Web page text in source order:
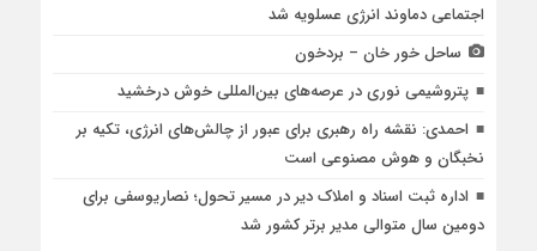
اجتماعی دماوند انرژی عسلویه شد
ساحل خور خان – بردخون
پتروشیمی نوری در عرصه‌های بین‌المللی خوش درخشید
احمدی: نقشه راه رهبری برای عبور از چالش‌های انرژی، تکیه بر
نخبگان و هوش مصنوعی است
اداره ثبت اسناد و املاک دیر در مسیر تحول؛ نصاریوسفی برای
دومین سال متوالی مدیر برتر کشور شد